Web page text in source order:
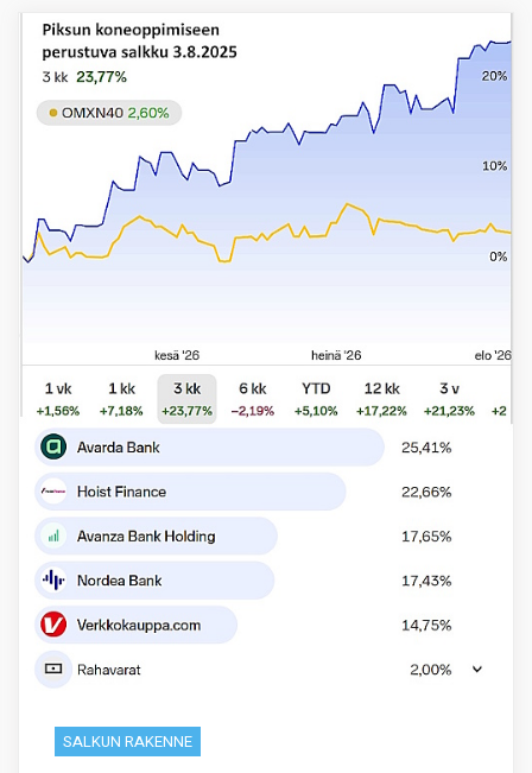
SALKUN RAKENNE